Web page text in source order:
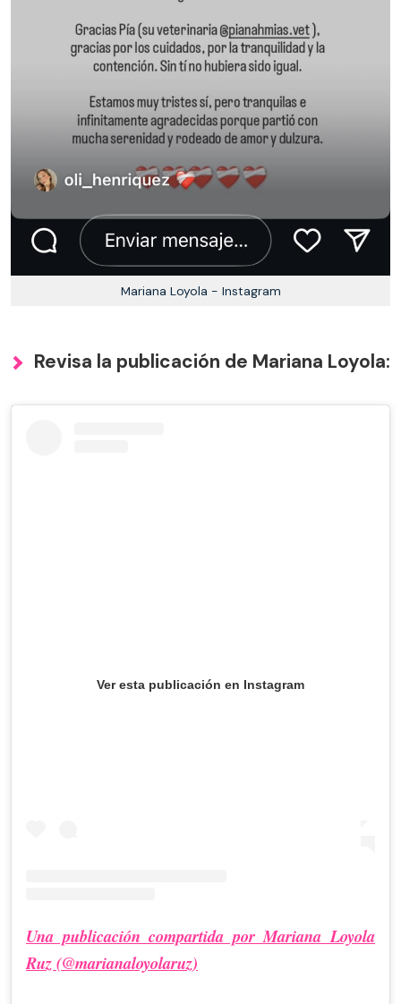
Mariana Loyola - Instagram
Revisa la publicación de Mariana Loyola:
Ver esta publicación en Instagram
Una publicación compartida por Mariana Loyola
Ruz (@marianaloyolaruz)